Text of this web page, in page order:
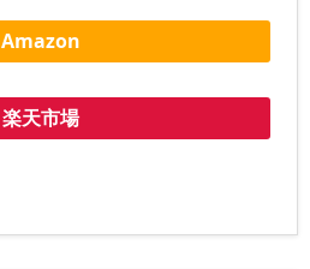
Amazon
楽天市場